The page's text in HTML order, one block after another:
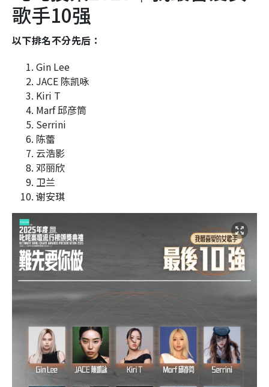
歌手10强
以下排名不分先后：
Gin Lee
JACE 陈凯咏
Kiri T
Marf 邱彦筒
Serrini
陈蕾
云浩影
邓丽欣
卫兰
谢安琪